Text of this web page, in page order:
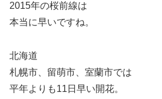
2015年の桜前線は
本当に早いですね。
北海道
札幌市、留萌市、室蘭市では
平年よりも11日早い開花。